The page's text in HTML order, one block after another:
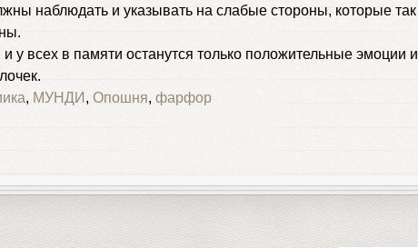
наблюдать и указывать на слабые стороны, которые так
у всех в памяти останутся только положительные эмоции и
, МУНДИ , Опошня, фарфор